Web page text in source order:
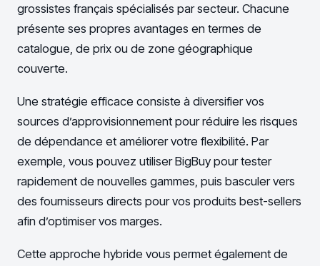
grossistes français spécialisés par secteur. Chacune
présente ses propres avantages en termes de
catalogue, de prix ou de zone géographique
couverte.
Une stratégie efficace consiste à diversifier vos
sources d’approvisionnement pour réduire les risques
de dépendance et améliorer votre flexibilité. Par
exemple, vous pouvez utiliser BigBuy pour tester
rapidement de nouvelles gammes, puis basculer vers
des fournisseurs directs pour vos produits best-sellers
afin d’optimiser vos marges.
Cette approche hybride vous permet également de